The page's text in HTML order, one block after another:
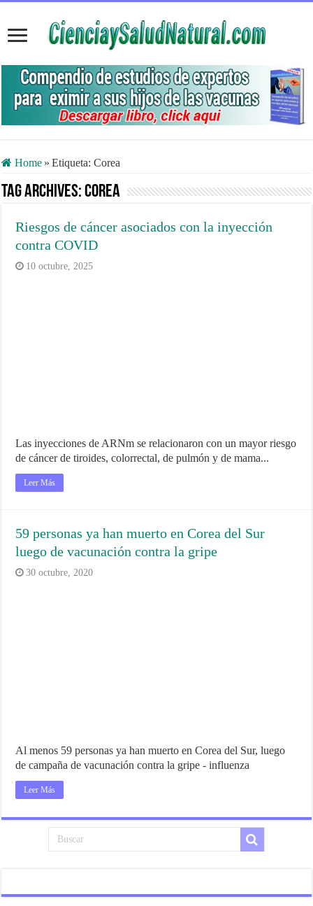
Home » Etiqueta:Corea
Tag Archives:Corea
Riesgos de cáncer asociados con la inyección
contra COVID
10 octubre, 2025
Las inyecciones de ARNm se relacionaron con un mayor riesgo
de cáncer de tiroides, colorrectal, de pulmón y de mama...
Leer Más
59 personas ya han muerto en Corea del Sur
luego de vacunación contra la gripe
30 octubre, 2020
Al menos 59 personas ya han muerto en Corea del Sur, luego
de campaña de vacunación contra la gripe - influenza
Leer Más